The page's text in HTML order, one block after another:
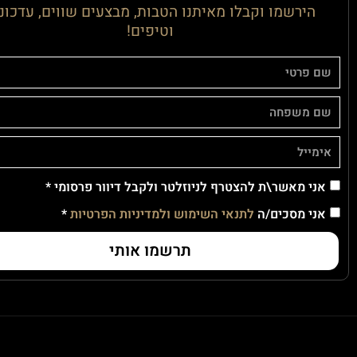
הירשמו וקבלו מאיתנו הטבות, מבצעים שווים,
וטיפים!
אני מאשר\ת להצטרף לניוזלטר ולקבל דיוור פרסומי *
אני מסכים/ה לתנאי השימוש ולמדיניות הפרטיות*
תרשמו אותי